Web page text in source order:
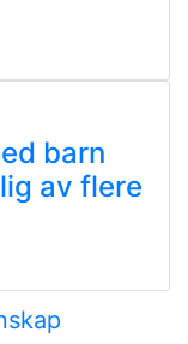
barn
av flere